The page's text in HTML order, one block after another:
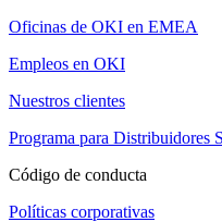
Oficinas de OKI en EMEA
Empleos en OKI
Nuestros clientes
Programa para Distribuidores
Código de conducta
Políticas corporativas